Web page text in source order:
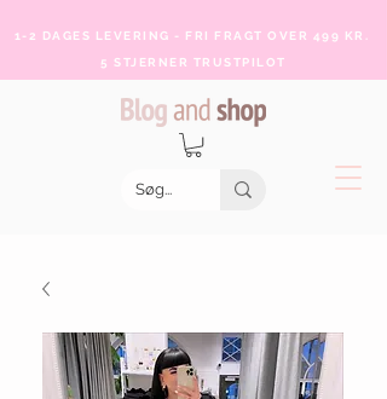
1-2 DAGES LEVERING - FRI FRAGT OVER 499 KR.
5 STJERNER TRUSTPILOT